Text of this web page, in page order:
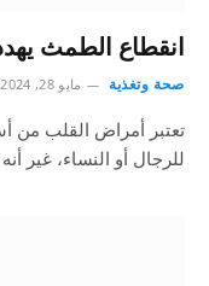
انقطاع الطمث
صحة وتغذية مايو 28, 2024
تعتبر أمراض القلب من
للرجال أو النساء، غير